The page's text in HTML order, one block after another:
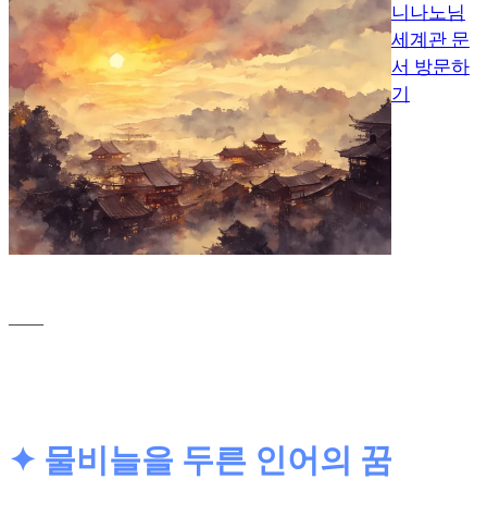
니나노님
세계관 문
서 방문하
기
✦ 물비늘을 두른 인어의 꿈